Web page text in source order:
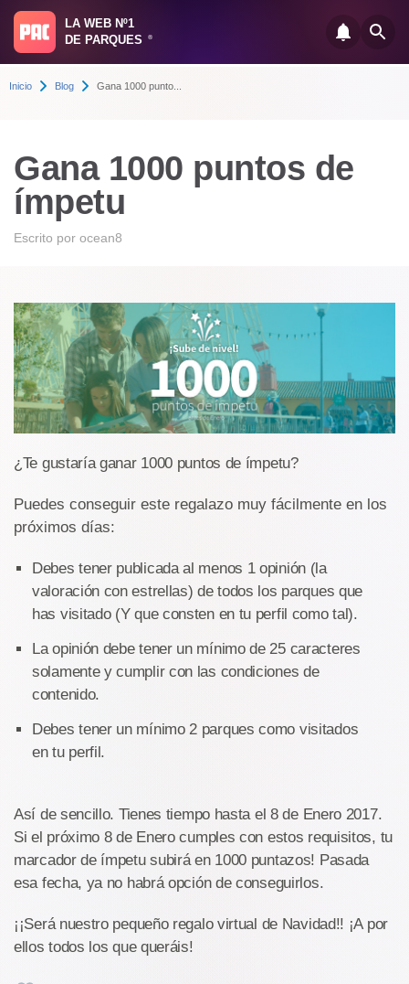
LA WEB Nº1
DE PARQUES
®
Inicio Blog Gana 1000 punto...
Gana 1000 puntos de
ímpetu
Escrito por ocean8
¿Te gustaría ganar 1000 puntos de ímpetu?
Puedes conseguir este regalazo muy fácilmente en los
próximos días:
Debes tener publicada al menos 1 opinión (la
valoración con estrellas) de todos los parques que
has visitado (Y que consten en tu perfil como tal).
La opinión debe tener un mínimo de 25 caracteres
solamente y cumplir con las condiciones de
contenido.
Debes tener un mínimo 2 parques como visitados
en tu perfil.
Así de sencillo. Tienes tiempo hasta el 8 de Enero 2017.
Si el próximo 8 de Enero cumples con estos requisitos, tu
marcador de ímpetu subirá en 1000 puntazos! Pasada
esa fecha, ya no habrá opción de conseguirlos.
¡¡Será nuestro pequeño regalo virtual de Navidad!! ¡A por
ellos todos los que queráis!